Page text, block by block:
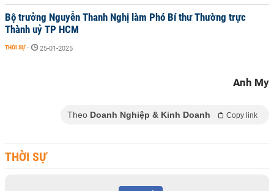
Bộ trưởng Nguyễn Thanh Nghị làm Phó Bí thư Thường trực
Thành uỷ TP HCM
THỜI SỰ - 25-01-2025
Anh My
Theo Doanh Nghiệp & Kinh Doanh Copy link
THỜI SỰ